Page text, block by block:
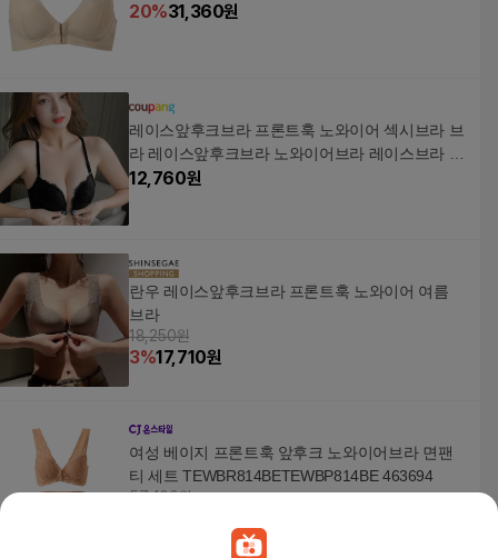
20%31,360원
레이스앞후크브라 프론트훅 노와이어 섹시브라 브
라 레이스앞후크브라 노와이어브라 레이스브라 여
름브라 wkw51756gc
12,760원
란우 레이스앞후크브라 프론트훅 노와이어 여름
브라
18,250원
3%17,710원
여성 베이지 프론트훅 앞후크 노와이어브라 면팬
티 세트 TEWBR814BETEWBP814BE 463694
57,400원